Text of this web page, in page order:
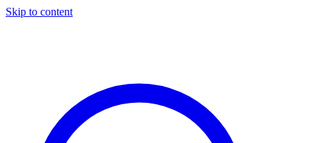
Skip to content